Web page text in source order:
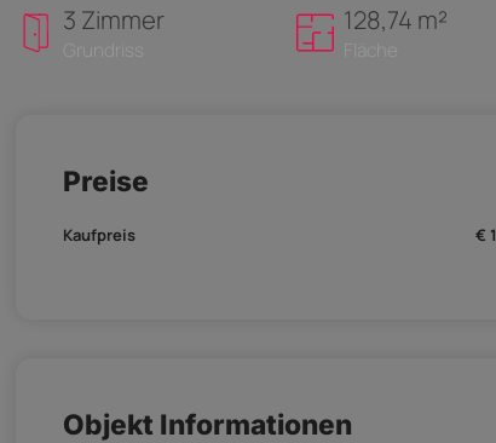
3 Zimmer
Grundriss
128,74 m²
Fläche
Preise
Kaufpreis €
Objekt Informationen